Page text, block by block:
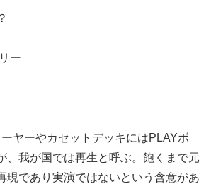
ー
ヤーやカセットデッキにはPLAYボ
、我が国では再生と呼ぶ。飽くまで元
現であり実演ではないという含意があ